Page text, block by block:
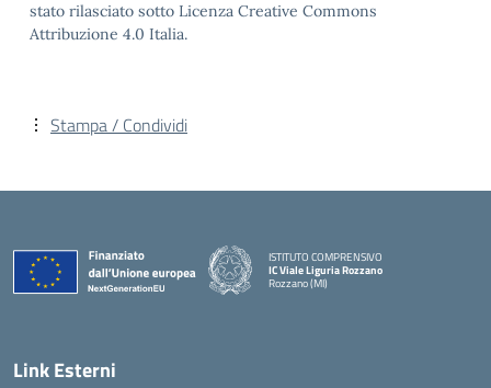
stato rilasciato sotto Licenza Creative Commons
Attribuzione 4.0 Italia.
Stampa / Condividi
ISTITUTO COMPRENSIVO
IC Viale Liguria Rozzano
Rozzano (MI)
Link Esterni